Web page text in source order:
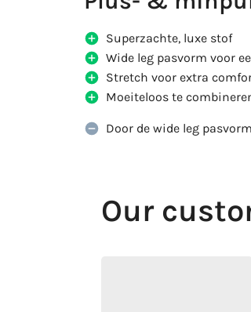
Superzachte, luxe stof
Wide leg pasvorm voor
Stretch voor extra
Moeiteloos te
Door de wide leg
Our